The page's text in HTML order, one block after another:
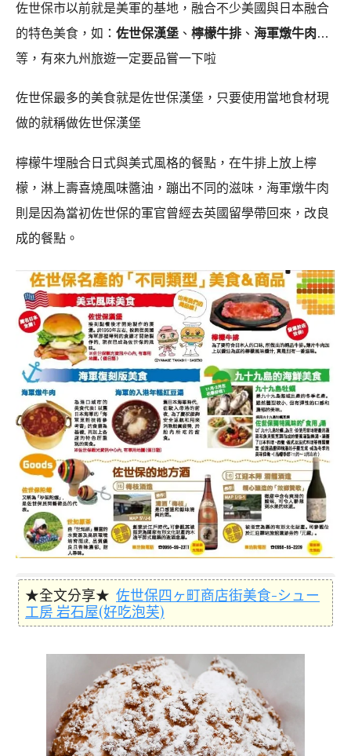
佐世保市以前就是美軍的基地，融合不少美國與日本融合
的特色美食，如： 佐世保漢堡 、 檸檬牛排 、 海軍燉牛肉…
等，有來九州旅遊一定要品嘗一下啦
佐世保最多的美食就是佐世保漢堡，只要使用當地食材現
做的就稱做佐世保漢堡
檸檬牛埋融合日式與美式風格的餐點，在牛排上放上檸
檬，淋上壽喜燒風味醬油，蹦出不同的滋味，海軍燉牛肉
則是因為當初佐世保的軍官曾經去英國留學帶回來，改良
成的餐點。
★全文分享★ 佐世保四ヶ町商店街美食-シュー
工房 岩石屋(好吃泡芙)